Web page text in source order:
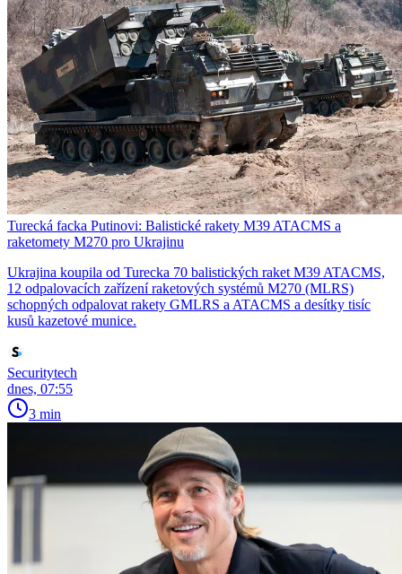
Turecká facka Putinovi: Balistické rakety M39 ATACMS a
raketomety M270 pro Ukrajinu
Ukrajina koupila od Turecka 70 balistických raket M39 ATACMS,
12 odpalovacích zařízení raketových systémů M270 (MLRS)
schopných odpalovat rakety GMLRS a ATACMS a desítky tisíc
kusů kazetové munice.
Securitytech
dnes, 07:55
3 min